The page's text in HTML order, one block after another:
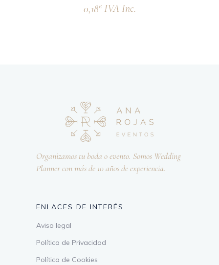
0,18€ IVA Inc.
Organizamos tu boda o evento. Somos Wedding
Planner con más de 10 años de experiencia.
ENLACES DE INTERÉS
Aviso legal
Política de Privacidad
Política de Cookies